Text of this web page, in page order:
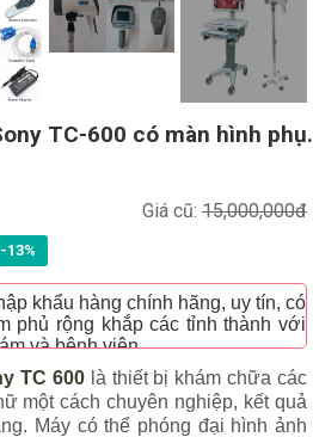
TC-600 có màn hình phụ.
Giá cũ: 15,000,000đ
-13%
khẩu hàng chính hãng, uy tín, có
phủ rộng khắp các tỉnh thành với
và bệnh viện
TC 600là thiết bị khám chữa các
một cách chuyên nghiệp, kết quả
Máy có thể phóng đại hình ảnh